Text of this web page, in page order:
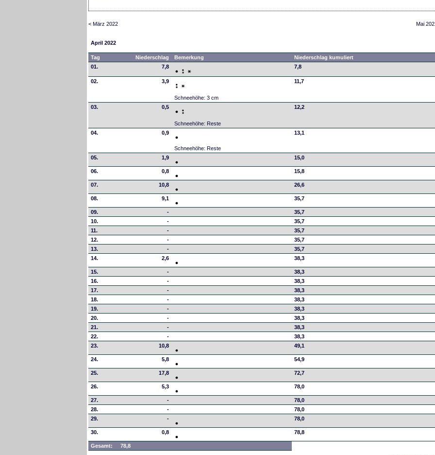
< März 2022 Mai
April 2022
Tag Niederschlag Bemerkung
Niederschlag kumuliert
01.
7,8 7,8
02. 3,9
Schneehöhe: 3 cm
11,7
03. 0,5
Schneehöhe: Reste
12,2
04. 0,9
Schneehöhe: Reste
13,1
05. 1,9 15,0
06. 0,8 15,8
07. 10,8 26,6
08. 9,1 35,7
09. -
35,7
10.
-
35,7
11.
-
35,7
12.
-
35,7
13.
-
35,7
14.
2,6 38,3
15. -
38,3
16.
-
38,3
17.
-
38,3
18.
-
38,3
19.
-
38,3
20.
-
38,3
21.
-
38,3
22.
-
38,3
23.
10,8 49,1
24. 5,8 54,9
25. 17,8 72,7
26. 5,3 78,0
27. -
78,0
28.
-
78,0
29.
- 78,0
30. 0,8 78,8
Gesamt: 78,8